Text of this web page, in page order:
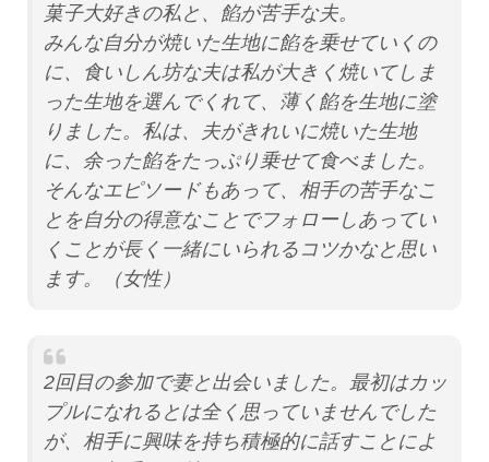
菓子大好きの私と、餡が苦手な夫。
みんな自分が焼いた生地に餡を乗せていくの
に、食いしん坊な夫は私が大きく焼いてしま
った生地を選んでくれて、薄く餡を生地に塗
りました。私は、夫がきれいに焼いた生地
に、余った餡をたっぷり乗せて食べました。
そんなエピソードもあって、相手の苦手なこ
とを自分の得意なことでフォローしあってい
くことが長く一緒にいられるコツかなと思い
ます。（女性）
2回目の参加で妻と出会いました。最初はカッ
プルになれるとは全く思っていませんでした
が、相手に興味を持ち積極的に話すことによ